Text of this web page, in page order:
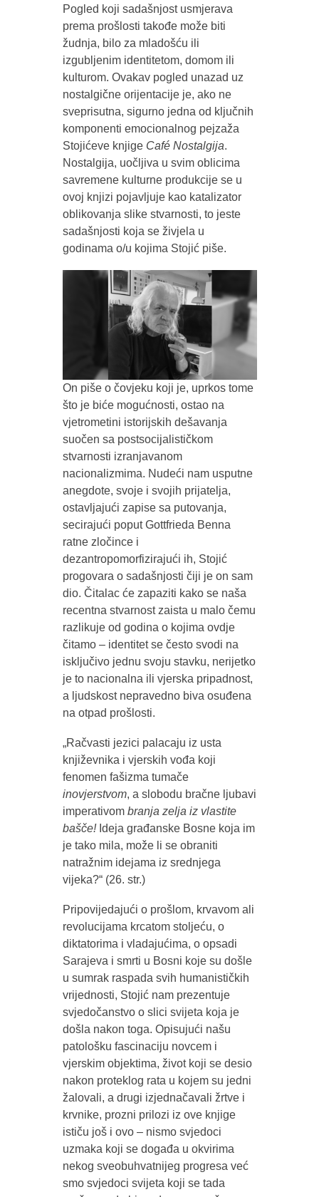
Pogled koji sadašnjost usmjerava
prema prošlosti takođe može biti
žudnja, bilo za mladošću ili
izgubljenim identitetom, domom ili
kulturom. Ovakav pogled unazad uz
nostalgične orijentacije je, ako ne
sveprisutna, sigurno jedna od ključnih
komponenti emocionalnog pejzaža
Stojićeve knjige Café Nostalgija.
Nostalgija, uočljiva u svim oblicima
savremene kulturne produkcije se u
ovoj knjizi pojavljuje kao katalizator
oblikovanja slike stvarnosti, to jeste
sadašnjosti koja se živjela u
godinama o/u kojima Stojić piše.
On piše o čovjeku koji je, uprkos tome
što je biće mogućnosti, ostao na
vjetrometini istorijskih dešavanja
suočen sa postsocijalističkom
stvarnosti izranjavanom
nacionalizmima. Nudeći nam usputne
anegdote, svoje i svojih prijatelja,
ostavljajući zapise sa putovanja,
secirajući poput Gottfrieda Benna
ratne zločince i
dezantropomorfizirajući ih, Stojić
progovara o sadašnjosti čiji je on sam
dio. Čitalac će zapaziti kako se naša
recentna stvarnost zaista u malo čemu
razlikuje od godina o kojima ovdje
čitamo – identitet se često svodi na
isključivo jednu svoju stavku, nerijetko
je to nacionalna ili vjerska pripadnost,
a ljudskost nepravedno biva osuđena
na otpad prošlosti.
„Račvasti jezici palacaju iz usta
književnika i vjerskih vođa koji
fenomen fašizma tumače
inovjerstvom, a slobodu bračne ljubavi
imperativom branja zelja iz vlastite
bašče!Ideja građanske Bosne koja im
je tako mila, može li se obraniti
natražnim idejama iz srednjega
vijeka?“ (26. str.)
Pripovijedajući o prošlom, krvavom ali
revolucijama krcatom stoljeću, o
diktatorima i vladajućima, o opsadi
Sarajeva i smrti u Bosni koje su došle
u sumrak raspada svih humanističkih
vrijednosti, Stojić nam prezentuje
svjedočanstvo o slici svijeta koja je
došla nakon toga. Opisujući našu
patološku fascinaciju novcem i
vjerskim objektima, život koji se desio
nakon proteklog rata u kojem su jedni
žalovali, a drugi izjednačavali žrtve i
krvnike, prozni prilozi iz ove knjige
ističu još i ovo – nismo svjedoci
uzmaka koji se događa u okvirima
nekog sveobuhvatnijeg progresa već
smo svjedoci svijeta koji se tada